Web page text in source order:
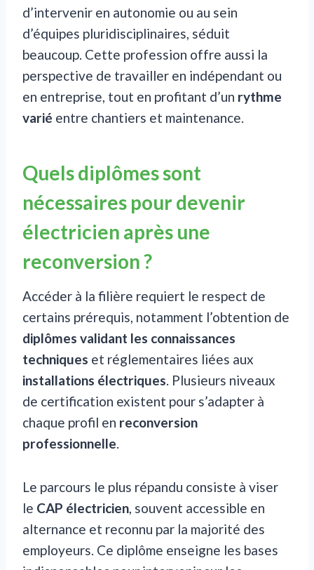
d’intervenir en autonomie ou au sein
d’équipes pluridisciplinaires, séduit
beaucoup. Cette profession offre aussi la
perspective de travailler en indépendant ou
en entreprise, tout en profitant d’un rythme
varié entre chantiers et maintenance.
Quels diplômes sont
nécessaires pour devenir
électricien après une
reconversion ?
Accéder à la filière requiert le respect de
certains prérequis, notamment l’obtention de
diplômes validant les connaissances
techniques et réglementaires liées aux
installations électriques. Plusieurs niveaux
de certification existent pour s’adapter à
chaque profil en reconversion
professionnelle.
Le parcours le plus répandu consiste à viser
le CAP électricien, souvent accessible en
alternance et reconnu par la majorité des
employeurs. Ce diplôme enseigne les bases